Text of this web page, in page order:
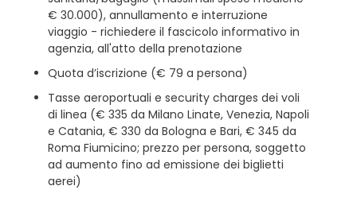
€ 30.000), annullamento e interruzione
viaggio - richiedere il fascicolo informativo in
agenzia, all'atto della prenotazione
Quota d’iscrizione (€ 79 a persona)
Tasse aeroportuali e security charges dei voli
di linea (€ 335 da Milano Linate, Venezia, Napoli
e Catania, € 330 da Bologna e Bari, € 345 da
Roma Fiumicino; prezzo per persona, soggetto
ad aumento fino ad emissione dei biglietti
aerei)